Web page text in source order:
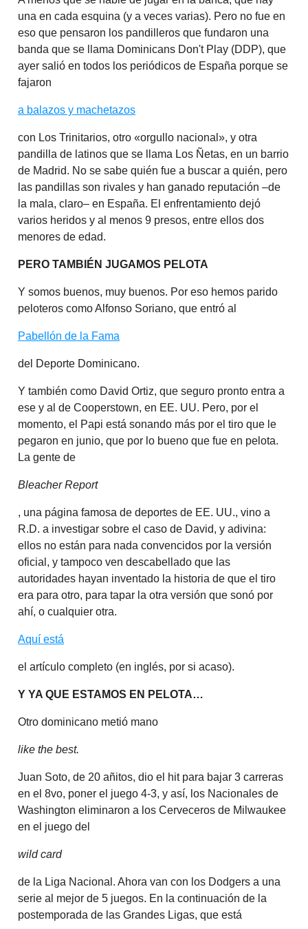
una en cada esquina (y a veces varias). Pero no fue en
eso que pensaron los pandilleros que fundaron una
banda que se llama Dominicans Don't Play (DDP), que
ayer salió en todos los periódicos de España porque se
fajaron
a balazos y machetazos
con Los Trinitarios, otro «orgullo nacional», y otra
pandilla de latinos que se llama Los Ñetas, en un barrio
de Madrid. No se sabe quién fue a buscar a quién, pero
las pandillas son rivales y han ganado reputación –de
la mala, claro– en España. El enfrentamiento dejó
varios heridos y al menos 9 presos, entre ellos dos
menores de edad.
PERO TAMBIÉN JUGAMOS PELOTA
Y somos buenos, muy buenos. Por eso hemos parido
peloteros como Alfonso Soriano, que entró al
Pabellón de la Fama
del Deporte Dominicano.
Y también como David Ortiz, que seguro pronto entra a
ese y al de Cooperstown, en EE. UU. Pero, por el
momento, el Papi está sonando más por el tiro que le
pegaron en junio, que por lo bueno que fue en pelota.
La gente de
Bleacher Report
, una página famosa de deportes de EE. UU., vino a
R.D. a investigar sobre el caso de David, y adivina:
ellos no están para nada convencidos por la versión
oficial, y tampoco ven descabellado que las
autoridades hayan inventado la historia de que el tiro
era para otro, para tapar la otra versión que sonó por
ahí, o cualquier otra.
Aquí está
el artículo completo (en inglés, por si acaso).
Y YA QUE ESTAMOS EN PELOTA…
Otro dominicano metió mano
like the best.
Juan Soto, de 20 añitos, dio el hit para bajar 3 carreras
en el 8vo, poner el juego 4-3, y así, los Nacionales de
Washington eliminaron a los Cerveceros de Milwaukee
en el juego del
wild card
de la Liga Nacional. Ahora van con los Dodgers a una
serie al mejor de 5 juegos. En la continuación de la
postemporada de las Grandes Ligas, que está